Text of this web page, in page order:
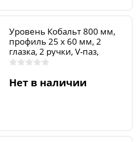
Уровень Кобальт 800 мм,
профиль 25 x 60 мм, 2
глазка, 2 ручки, V-паз,
точность 1,0 мм/м, литой
Нет в наличии